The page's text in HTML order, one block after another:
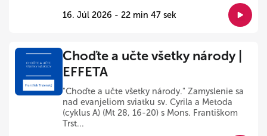
16. Júl 2026 - 22 min 47 sek
Choďte a učte všetky národy |
EFFETA
"Choďte a učte všetky národy." Zamyslenie sa
nad evanjeliom sviatku sv. Cyrila a Metoda
(cyklus A) (Mt 28, 16-20) s Mons. Františkom
Trst...